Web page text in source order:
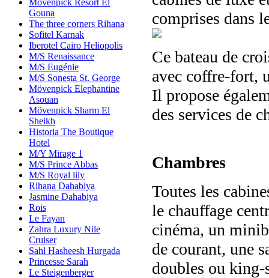
comprises dans
Ce bateau de
avec coffre-fort,
Il propose
des services de
Chambres
Toutes les
le chauffage
cinéma, un
de courant, une
doubles ou king-
Mövenpick Resort El
Gouna
The three corners Rihana
Sofitel Karnak
Iberotel Cairo Heliopolis
M/S Renaissance
M/S Eugénie
M/S Sonesta St. George
Mövenpick Elephantine
Asouan
Mövenpick Sharm El
Sheikh
Historia The Boutique
Hotel
M/Y Mirage 1
M/S Prince Abbas
M/S Royal lily
Rihana Dahabiya
Jasmine Dahabiya
Rois
Le Fayan
Zahra Luxury Nile
Cruiser
Sahl Hasheesh Hurgada
Princesse Sarah
Le Steigenberger